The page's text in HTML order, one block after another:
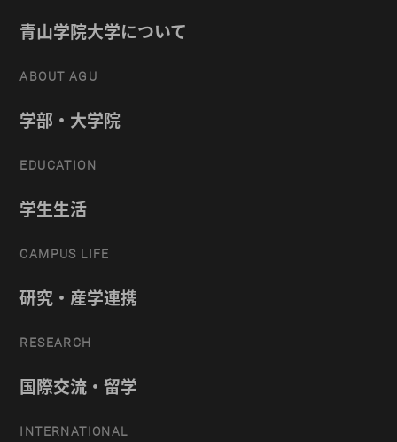
青山学院大学について
ABOUT AGU
学部・大学院
EDUCATION
学生生活
CAMPUS LIFE
研究・産学連携
RESEARCH
国際交流・留学
INTERNATIONAL